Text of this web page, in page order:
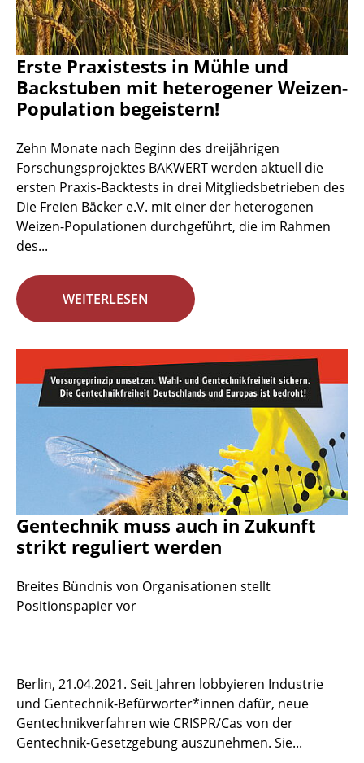
Erste Praxistests in Mühle und
Backstuben mit heterogener Weizen-
Population begeistern!
Zehn Monate nach Beginn des dreijährigen
Forschungsprojektes BAKWERT werden aktuell die
ersten Praxis-Backtests in drei Mitgliedsbetrieben des
Die Freien Bäcker e.V. mit einer der heterogenen
Weizen-Populationen durchgeführt, die im Rahmen
des...
WEITERLESEN
Gentechnik muss auch in Zukunft
strikt reguliert werden
Breites Bündnis von Organisationen stellt
Positionspapier vor
Berlin, 21.04.2021. Seit Jahren lobbyieren Industrie
und Gentechnik-Befürworter*innen dafür, neue
Gentechnikverfahren wie CRISPR/Cas von der
Gentechnik-Gesetzgebung auszunehmen. Sie...